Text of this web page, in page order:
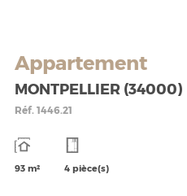
Appartement
MONTPELLIER (34000)
Réf.1446.21
93 m² 4 pièce(s)